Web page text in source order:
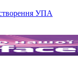
УПА